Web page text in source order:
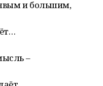
и большим,
–